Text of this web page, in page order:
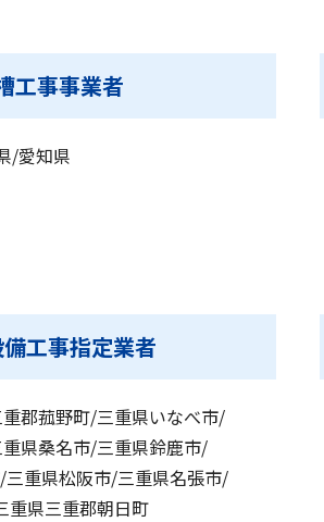
工事事業者
/愛知県
工事指定業者
郡菰野町/三重県いなべ市/
県桑名市/三重県鈴鹿市/
重県松阪市/三重県名張市/
重県三重郡朝日町